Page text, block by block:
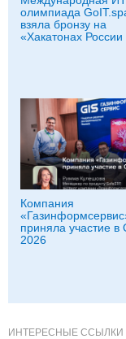
олимпиада
взяла бронзу на
«Хакатонах
Компания
приняла участие
2026
ИНТЕРЕСНЫЕ ССЫЛКИ